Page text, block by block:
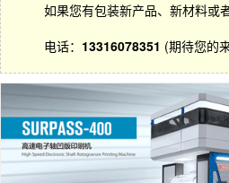
如果您有包装新产品、新材料或
电话： 13316078351 (期待您的